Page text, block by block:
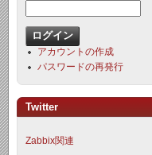
アカウントの作成
パスワードの再発行
Twitter
Zabbix関連